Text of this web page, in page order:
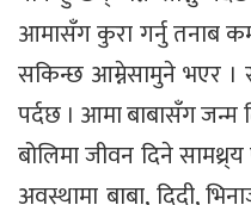
आमासँग कुरा गर्नु तनाब
सकिन्छ आम्नेसामुने भएर ।
पर्दछ । आमा बाबासँग जन्म
बोलिमा जीवन दिने
अवस्थामा बाबा, दिदी,